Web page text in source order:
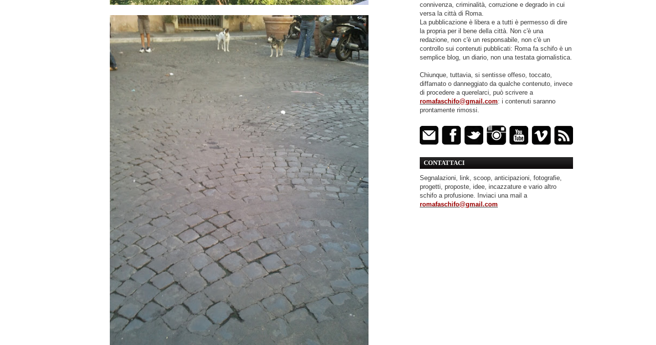
connivenza, criminalità, corruzione e degrado in cui
versa la città di Roma.
La pubblicazione è libera e a tutti è permesso di dire
la propria per il bene della città. Non c'è una
redazione, non c'è un responsabile, non c'è un
controllo sui contenuti pubblicati: Roma fa schifo è un
semplice blog, un diario, non una testata giornalistica.
Chiunque, tuttavia, si sentisse offeso, toccato,
diffamato o danneggiato da qualche contenuto, invece
di procedere a querelarci, può scrivere a
romafaschifo@gmail.com: i contenuti saranno
prontamente rimossi.
CONTATTACI
Segnalazioni, link, scoop, anticipazioni, fotografie,
progetti, proposte, idee, incazzature e vario altro
schifo a profusione. Inviaci una mail a
romafaschifo@gmail.com